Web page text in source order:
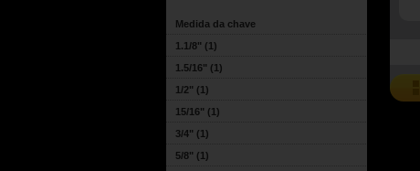
Medida da chave
1.1/8" (1)
1.5/16" (1)
1/2" (1)
15/16" (1)
3/4" (1)
5/8" (1)